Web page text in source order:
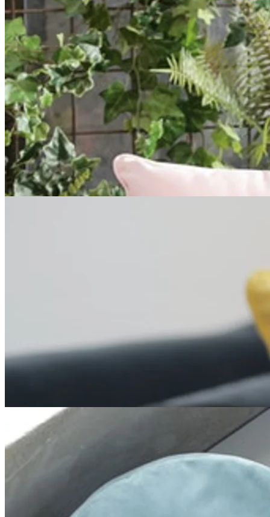
King Velvet Pyntepude
King er en rektangulær pude i størrelsen 66 x 40 cm og findes i seks
forskellige farver. Den er let at kombinere med puder i forskellige
mønstre og størrelser og giver straks rummet et løft.
Square Velvet Pyntepude
Puden Square har målene 50 x 50 cm og findes i seks farver. På
billedet ved siden af ser du puden Square i gul. Alle Fatboys
velourpuder har en fyldning af polypropylenfibre og er lavet i